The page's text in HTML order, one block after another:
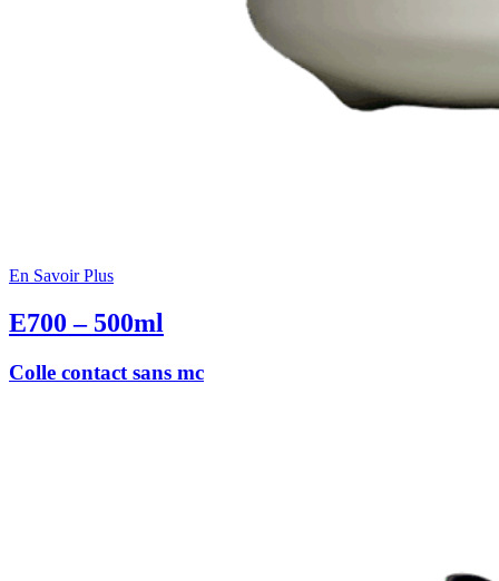
En Savoir Plus
E700 – 500ml
Colle contact sans mc